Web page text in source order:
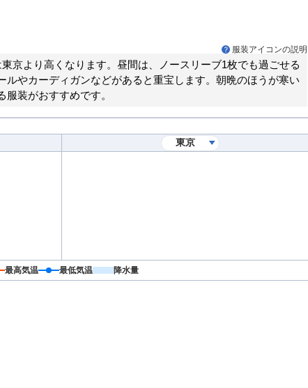
服装アイコンの説明
京より高くなります。昼間は、ノースリーブ1枚でも過ごせる
ルやカーディガンなどがあると重宝します。朝晩のほうが寒い
装がおすすめです。
最高気温 最低気温
降水量